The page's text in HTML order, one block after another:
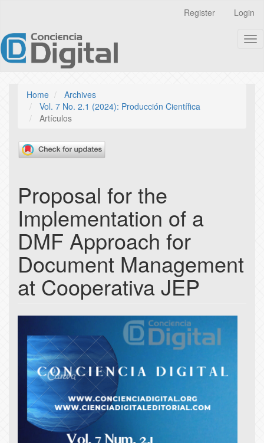
page
content
Main
Content
Sidebar
Register Login
Home
Archives
Vol. 7 No. 2.1 (2024): Producción Científica
Artículos
Proposal for the
Implementation of a
DMF Approach for
Document Management
at Cooperativa JEP
Sidebar